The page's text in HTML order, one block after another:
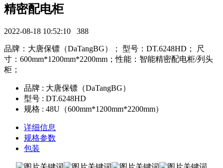
精密配电柜
2022-08-18 10:52:10 388
品牌：大唐保镖（DaTangBG）； 型号：DT.6248HD； 尺
寸：600mm*1200mm*2200mm；性能：智能精密配电柜/列头
柜；
品牌 : 大唐保镖（DaTangBG）
型号 : DT.6248HD
规格 : 48U（600mm*1200mm*2200mm）
详细信息
规格参数
包装